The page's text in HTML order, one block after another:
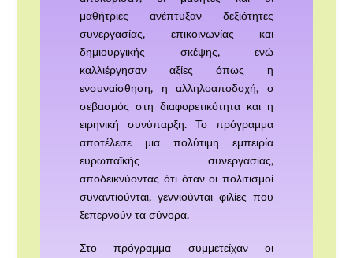
μαθήτριες ανέπτυξαν δεξιότητες
συνεργασίας, επικοινωνίας και
δημιουργικής σκέψης, ενώ
καλλιέργησαν αξίες όπως η
ενσυναίσθηση, η αλληλοαποδοχή, ο
σεβασμός στη διαφορετικότητα και η
ειρηνική συνύπαρξη. Το πρόγραμμα
αποτέλεσε μια πολύτιμη εμπειρία
ευρωπαϊκής συνεργασίας,
αποδεικνύοντας ότι όταν οι πολιτισμοί
συναντιούνται, γεννιούνται φιλίες που
ξεπερνούν τα σύνορα.
Στο πρόγραμμα συμμετείχαν οι